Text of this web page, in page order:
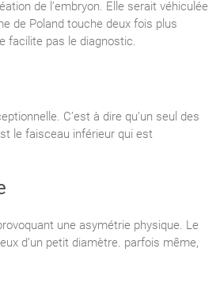
de l’embryon. Elle serait véhiculée
de Poland touche deux fois plus
facilite pas le diagnostic.
C’est à dire qu’un seul des
le faisceau inférieur qui est
une asymétrie physique. Le
d’un petit diamètre. parfois même,